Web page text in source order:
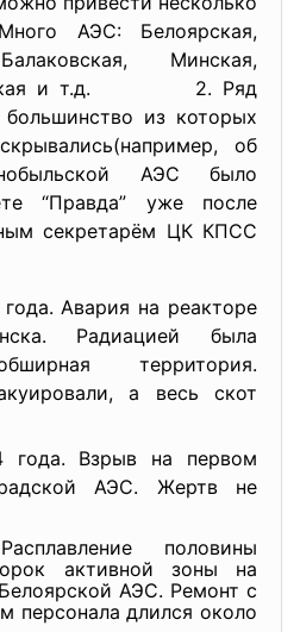
АЭС: Белоярская,
Минская,
и т.д. 2. Ряд
из которых
об
АЭС было
“Правда” уже после
секретарём ЦК КПСС
Авария на реакторе
Радиацией была
территория.
а весь скот
года. Взрыв на первом
АЭС. Жертв не
половины
активной зоны на
АЭС. Ремонт с
персонала длился около